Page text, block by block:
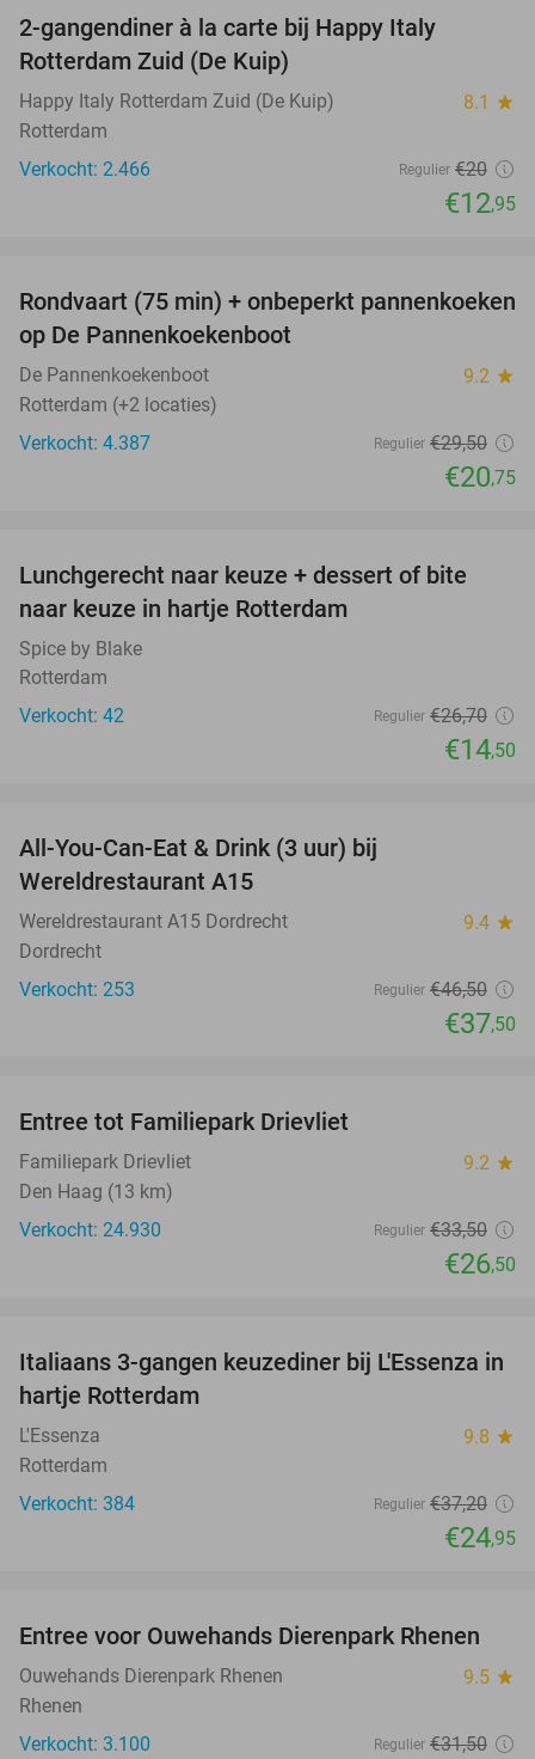
2-gangendiner à la carte bij Happy Italy
Rotterdam Zuid (De Kuip)
Happy Italy Rotterdam Zuid (De Kuip) 8.1 star
Rotterdam
Verkocht: 2.466
Regulier €20
€12,95
30%
Rondvaart (75 min) + onbeperkt pannenkoeken
op De Pannenkoekenboot
De Pannenkoekenboot 9.2 star
Rotterdam (+2 locaties)
Verkocht: 4.387
Regulier €29,50
€20,75
46%
Lunchgerecht naar keuze + dessert of bite
naar keuze in hartje Rotterdam
Spice by Blake
Rotterdam
Verkocht: 42
Regulier €26,70
€14,50
All-You-Can-Eat & Drink (3 uur) bij
Wereldrestaurant A15
Wereldrestaurant A15 Dordrecht 9.4 star
Dordrecht
Verkocht: 253
Regulier €46,50
€37,50
Entree tot Familiepark Drievliet
Familiepark Drievliet 9.2 star
Den Haag (13 km)
Verkocht: 24.930
Regulier €33,50
€26,50
33%
Italiaans 3-gangen keuzediner bij L'Essenza in
hartje Rotterdam
L'Essenza 9.8 star
Rotterdam
Verkocht: 384
Regulier €37,20
€24,95
19%
Entree voor Ouwehands Dierenpark Rhenen
Ouwehands Dierenpark Rhenen 9.5 star
Rhenen
Verkocht: 3.100
Regulier €31,50